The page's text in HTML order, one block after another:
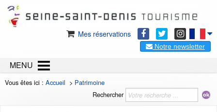
Mes réservations
Notre newsletter
MENU
Vous êtes ici : Accueil > Patrimoine
Rechercher